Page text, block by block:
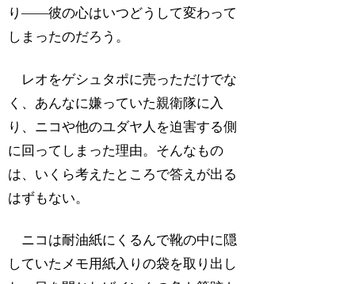
り――彼の心はいつどうして変わって
しまったのだろう。
レオをゲシュタポに売っただけでな
く、あんなに嫌っていた親衛隊に入
り、ニコや他のユダヤ人を迫害する側
に回ってしまった理由。そんなもの
は、いくら考えたところで答えが出る
はずもない。
ニコは耐油紙にくるんで靴の中に隠
していたメモ用紙入りの袋を取り出し